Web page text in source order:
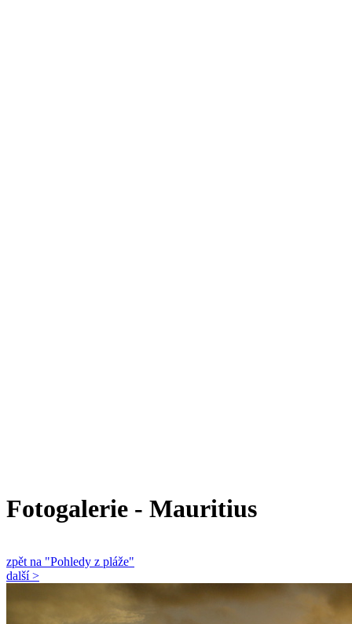
Fotogalerie - Mauritius
zpět na "Pohledy z pláže"
další >